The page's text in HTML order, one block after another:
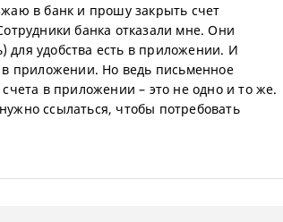
в банк и прошу закрыть счет
банка отказали мне. Они
для удобства есть в приложении. И
в приложении. Но ведь письменное
в приложении – это не одно и то же.
ссылаться, чтобы потребовать